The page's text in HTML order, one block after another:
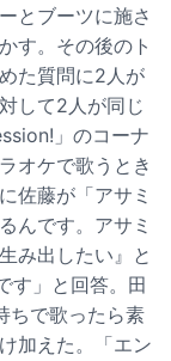
とブーツに施さ
す。その後のト
た質問に2人が
して2人が同じ
」のコーナ
オケで歌うとき
佐藤が「アサミ
んです。アサミ
み出したい』と
す」と回答。田
ちで歌ったら素
加えた。「エン